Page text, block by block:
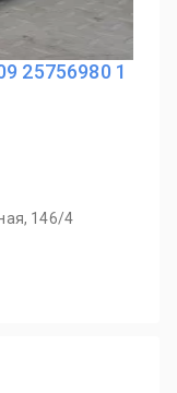
25756980 1
146/4